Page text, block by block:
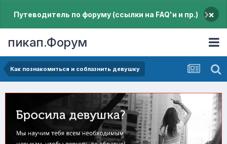
Путеводитель по форуму (ссылки на FAQ'и и пр.) ×
пикап.Форум
Как познакомиться и соблазнить девушку